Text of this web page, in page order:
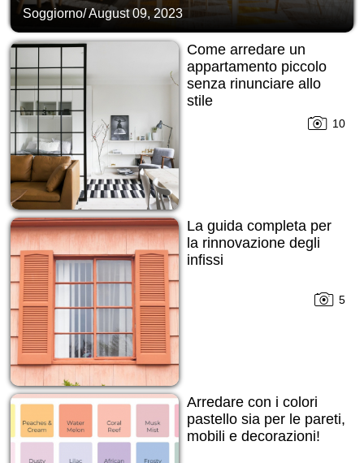
Soggiorno/August 09, 2023
Come arredare un
appartamento piccolo
senza rinunciare allo
stile
10
La guida completa per
la rinnovazione degli
infissi
5
Arredare con i colori
pastello sia per le pareti,
mobili e decorazioni!